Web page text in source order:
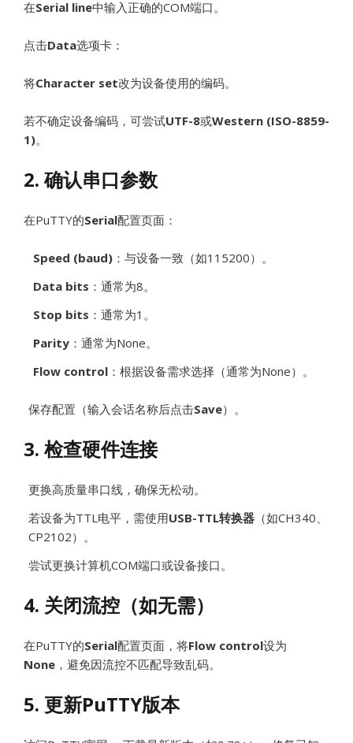
在Serial line中输入正确的COM端口。
点击Data选项卡：
将Character set改为设备使用的编码。
若不确定设备编码，可尝试UTF-8或Western (ISO-8859-
1)。
2. 确认串口参数
在PuTTY的Serial配置页面：
Speed (baud) ：与设备一致（如115200）。
Data bits ：通常为8。
Stop bits ：通常为1。
Parity ：通常为None。
Flow control ：根据设备需求选择（通常为None）。
保存配置（输入会话名称后点击Save）。
3. 检查硬件连接
更换高质量串口线，确保无松动。
若设备为TTL电平，需使用USB-TTL转换器 （如CH340、
CP2102）。
尝试更换计算机COM端口或设备接口。
4. 关闭流控（如无需）
在PuTTY的Serial配置页面，将Flow control设为
None ，避免因流控不匹配导致乱码。
5. 更新PuTTY版本